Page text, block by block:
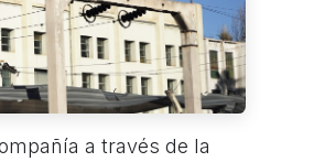
a través de la